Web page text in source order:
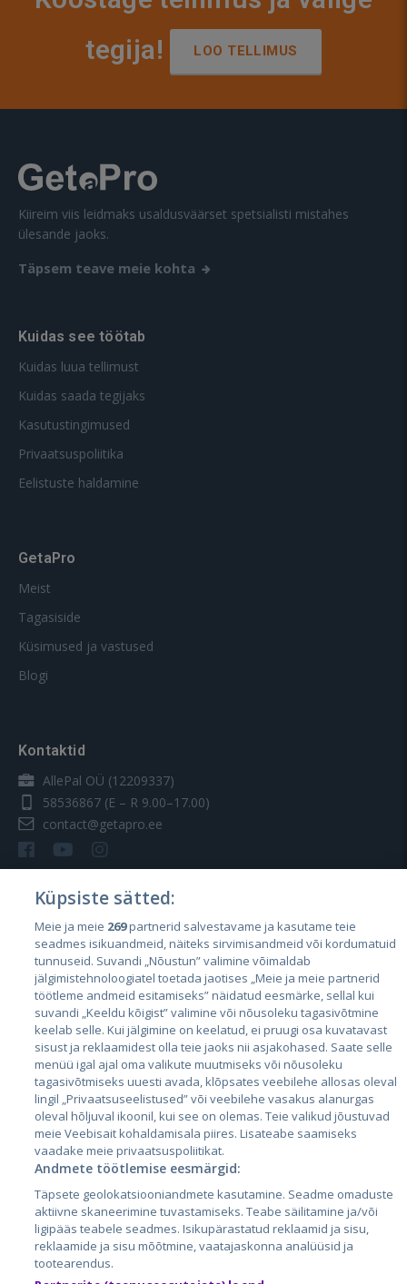
tegija!
LOO TELLIMUS
Kiireim viis leidmaks usaldusväärset spetsialisti mistahes
ülesande jaoks.
Täpsem teave meie kohta
Kuidas see töötab
Kuidas luua tellimust
Kuidas saada tegijaks
Kasutustingimused
Privaatsuspoliitika
Eelistuste haldamine
GetaPro
Meist
Tagasiside
Küsimused ja vastused
Blogi
Kontaktid
AllePal OÜ (12209337)
58536867 (E – R 9.00–17.00)
contact@getapro.ee
Riigid
Eesti
Läti
Leedu
City24.lv
City24.ee
GetaPro.lv
GetaPro.ee
CVbankas.lt
Kainos.lt
Paslaugos.lt
auto24.ee
Küpsiste sätted:
Meie ja meie 269partnerid salvestavame ja kasutame teie
seadmes isikuandmeid, näiteks sirvimisandmeid või kordumatuid
tunnuseid. Suvandi „Nõustun” valimine võimaldab
jälgimistehnoloogiatel toetada jaotises „Meie ja meie partnerid
töötleme andmeid esitamiseks” näidatud eesmärke, sellal kui
suvandi „Keeldu kõigist” valimine või nõusoleku tagasivõtmine
keelab selle. Kui jälgimine on keelatud, ei pruugi osa kuvatavast
sisust ja reklaamidest olla teie jaoks nii asjakohased. Saate selle
menüü igal ajal oma valikute muutmiseks või nõusoleku
tagasivõtmiseks uuesti avada, klõpsates veebilehe allosas oleval
lingil „Privaatsuseelistused” või veebilehe vasakus alanurgas
oleval hõljuval ikoonil, kui see on olemas. Teie valikud jõustuvad
meie Veebisait kohaldamisala piires. Lisateabe saamiseks
vaadake meie privaatsuspoliitikat.
Andmete töötlemise eesmärgid:
Täpsete geolokatsiooniandmete kasutamine. Seadme omaduste
aktiivne skaneerimine tuvastamiseks. Teabe säilitamine ja/või
ligipääs teabele seadmes. Isikupärastatud reklaamid ja sisu,
reklaamide ja sisu mõõtmine, vaatajaskonna analüüsid ja
tootearendus.